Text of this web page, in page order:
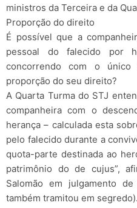
ministros da Terceira e da
Proporção do direito
É possível que a
pessoal do falecido por
concorrendo com o
proporção do seu direito?
A Quarta Turma do STJ
companheira com o
herança – calculada esta
pelo falecido durante a
quota-parte destinada ao
patrimônio do de cujus”,
Salomão em julgamento
também tramitou em segredo).